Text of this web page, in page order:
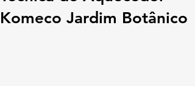
Komeco Jardim Botânico